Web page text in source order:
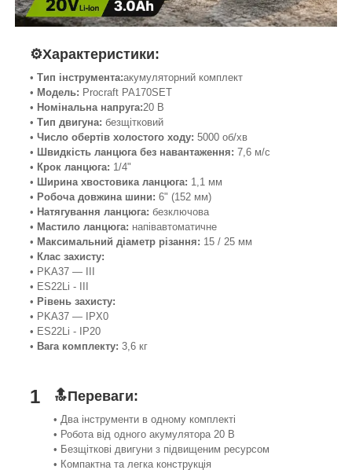
⚙️Характеристики:
• Тип інструмента:акумуляторний комплект
• Модель: Procraft PA170SET
• Номінальна напруга:20 В
• Тип двигуна: безщітковий
• Число обертів холостого ходу: 5000 об/хв
• Швидкість ланцюга без навантаження: 7,6 м/с
• Крок ланцюга: 1/4"
• Ширина хвостовика ланцюга: 1,1 мм
• Робоча довжина шини: 6" (152 мм)
• Натягування ланцюга: безключова
• Мастило ланцюга: напівавтоматичне
• Максимальний діаметр різання: 15 / 25 мм
• Клас захисту:
• PKA37 — III
• ES22Li - III
• Рівень захисту:
• PKA37 — IPX0
• ES22Li - IP20
• Вага комплекту: 3,6 кг
1 🔝Переваги:
• Два інструменти в одному комплекті
• Робота від одного акумулятора 20 В
• Безщіткові двигуни з підвищеним ресурсом
• Компактна та легка конструкція